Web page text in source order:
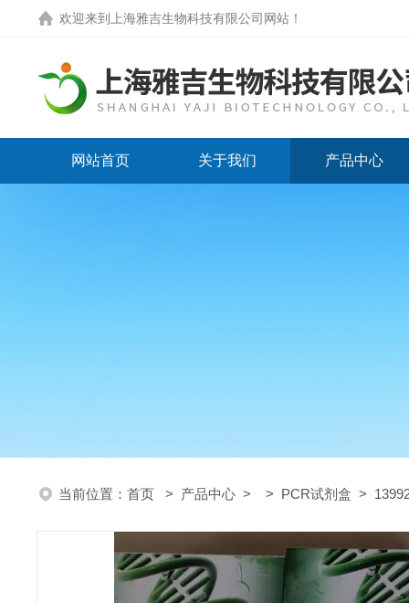
欢迎来到 上海雅吉生物科技有限公司网站 ！
网站首页 关于我们 产品中心
当前位置： 首页 > 产品中心 > > PCR试剂盒 >